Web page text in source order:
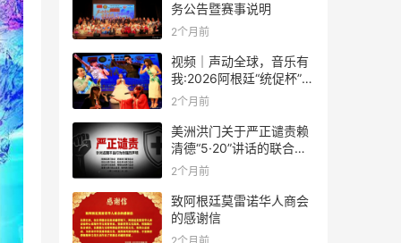
务公告暨赛事说明
2个月前
视频｜声动全球，音乐有
我:2026阿根廷“统促杯”水
立方中文歌曲大赛总决赛
2个月前
美洲洪门关于严正谴责赖
清德“5·20”讲话的联合声
明
2个月前
致阿根廷莫雷诺华人商会
的感谢信